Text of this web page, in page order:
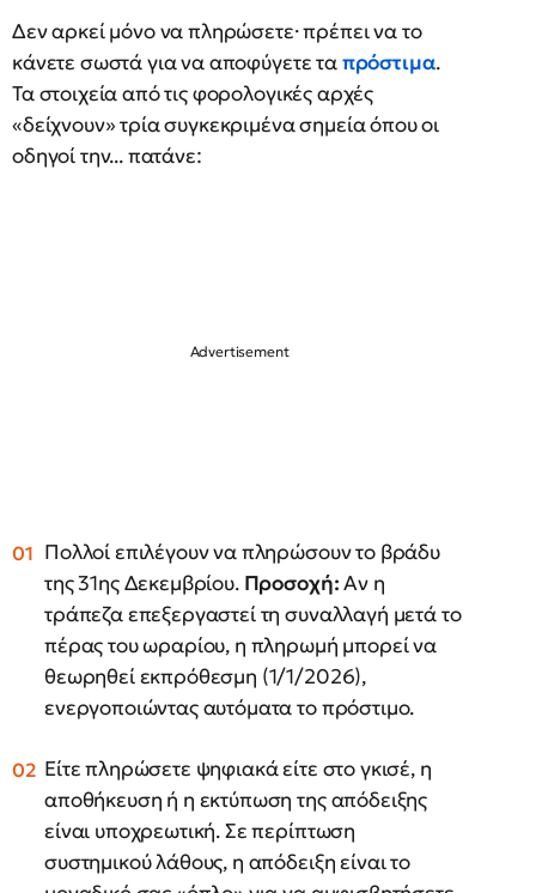
Δεν αρκεί μόνο να πληρώσετε· πρέπει να το
κάνετε σωστά για να αποφύγετε ταπρόστιμα.
Τα στοιχεία από τις φορολογικές αρχές
«δείχνουν» τρία συγκεκριμένα σημεία όπου οι
οδηγοί την... πατάνε:
Πολλοί επιλέγουν να πληρώσουν το βράδυ
της 31ης Δεκεμβρίου. Προσοχή:Αν η
τράπεζα επεξεργαστεί τη συναλλαγή μετά το
πέρας του ωραρίου, η πληρωμή μπορεί να
θεωρηθεί εκπρόθεσμη (1/1/2026),
ενεργοποιώντας αυτόματα το πρόστιμο.
Είτε πληρώσετε ψηφιακά είτε στο γκισέ, η
αποθήκευση ή η εκτύπωση της απόδειξης
είναι υποχρεωτική. Σε περίπτωση
συστημικού λάθους, η απόδειξη είναι το